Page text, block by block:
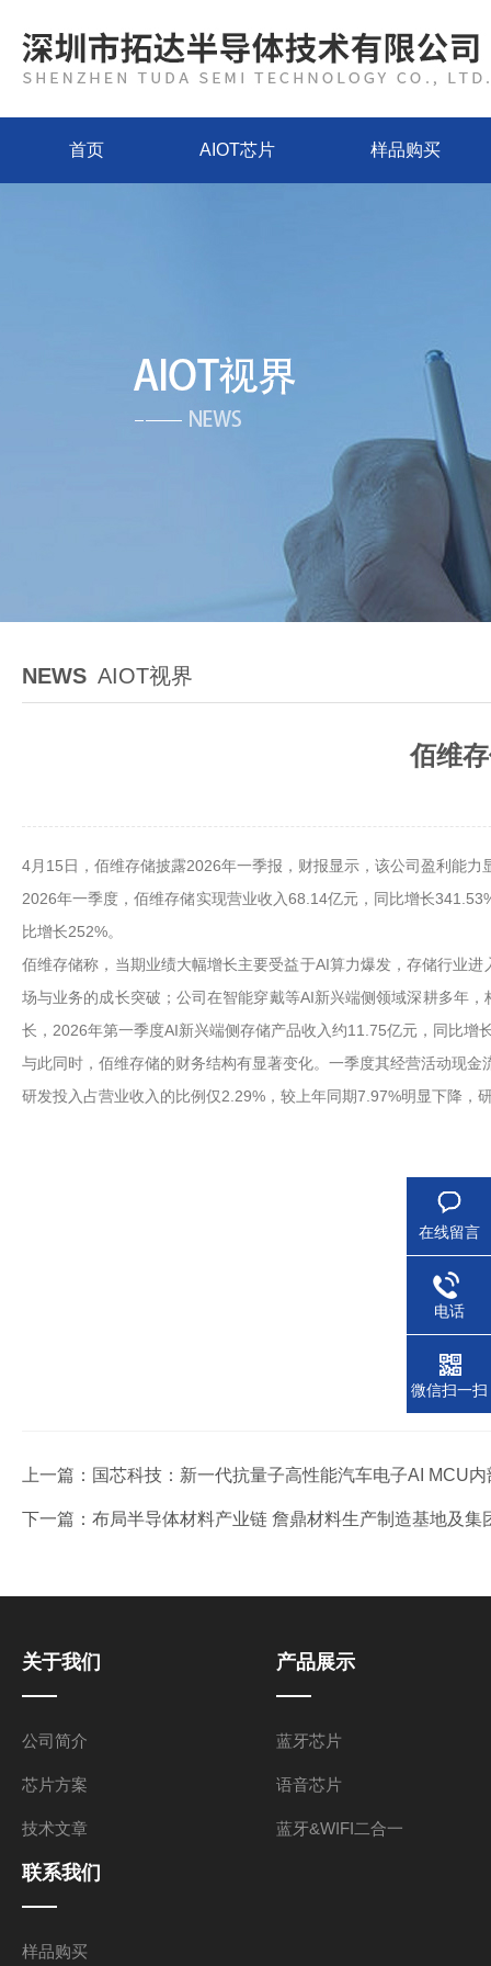
首页 AIOT芯片 样品购买
NEWS AIOT视界
佰维
4月15日，佰维存储披露2026年一季报，财报显示，该公司盈利能
2026年一季度，佰维存储实现营业收入68.14亿元，同比增长
比增长252%。
佰维存储称，当期业绩大幅增长主要受益于AI算力爆发，存储行业
场与业务的成长突破；公司在智能穿戴等AI新兴端侧领域深耕多年
长，2026年第一季度AI新兴端侧存储产品收入约11.75亿元，同比增
与此同时，佰维存储的财务结构有显著变化。一季度其经营活动现
研发投入占营业收入的比例仅2.29%，较上年同期7.97%明显下降，
上一篇： 国芯科技：新一代抗量子高性能汽车电子AI MCU
下一篇： 布局半导体材料产业链 詹鼎材料生产制造基地及
关于我们
公司简介
芯片方案
技术文章
产品展示
蓝牙芯片
语音芯片
蓝牙&WIFI二合一
联系我们
样品购买
在线留言
电话
微信扫一扫